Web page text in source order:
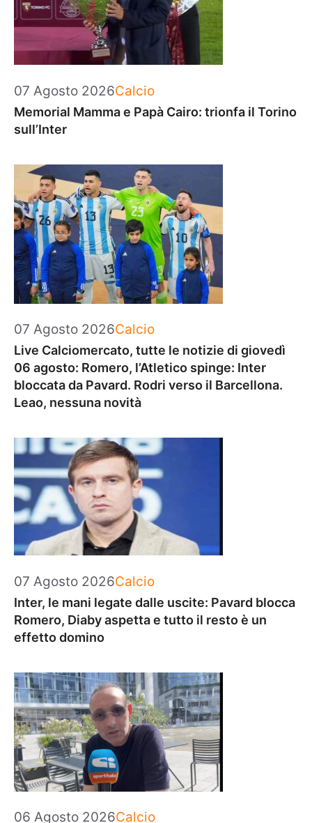
07 Agosto 2026Categorie
Calcio
Memorial Mamma e Papà Cairo: trionfa il Torino
sull’Inter
07 Agosto 2026Categorie
Calcio
Live Calciomercato, tutte le notizie di giovedì
06 agosto: Romero, l’Atletico spinge: Inter
bloccata da Pavard. Rodri verso il Barcellona.
Leao, nessuna novità
07 Agosto 2026Categorie
Calcio
Inter, le mani legate dalle uscite: Pavard blocca
Romero, Diaby aspetta e tutto il resto è un
effetto domino
06 Agosto 2026Categorie
Calcio